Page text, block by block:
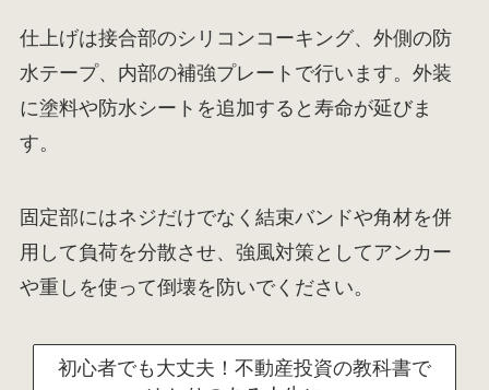
仕上げは接合部のシリコンコーキング、外側の防
水テープ、内部の補強プレートで行います。外装
に塗料や防水シートを追加すると寿命が延びま
す。
固定部にはネジだけでなく結束バンドや角材を併
用して負荷を分散させ、強風対策としてアンカー
や重しを使って倒壊を防いでください。
初心者でも大丈夫！不動産投資の教科書で